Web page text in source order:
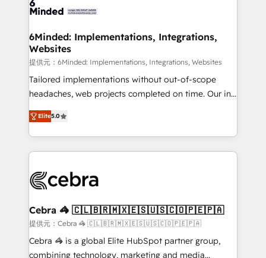
tailored to your GTM motion. 🔹 Migrations: Move
downtime. 🔹 RevOps Strategy: Align teams,
processes, and data to drive revenue efficiency. 🔹
Integrations: Connect HubSpot with your tech stack
for better adoption. 🔹 Custom Solutions: Build
tailored apps, workflows, and configurations. We are
our commitment to data security and compliance. At
OneMetric, we help revenue teams focus on the
6Minded: Implementations, Integrations,
Websites
提供元：6Minded: Implementations, Integrations, Websites
Tailored implementations without out-of-scope
headaches, web projects completed on time. Our in-
house team of certified CRM architects, experts,
developers, designers, and marketers handles all
aspects of your HubSpot. ✨ 400+ global clients ✨
100+ seamless migrations from 15+ different CRMs
implementations, and 5,000+ pages ✨ CS: Clients
CS: 245% organic growth & +751% new visitors for a
full-funnel HubSpot project ✨ CS: 415% conversion
boost with a new HubSpot site Recognized leaders:
🏆 HubSpot Platform Migration Impact Award 🏆
Elite5.0
Cebra 🦓 🇨🇱🇧🇷🇲🇽🇪🇸🇺🇸🇨🇴🇵🇪🇵🇦
提供元：Cebra 🦓 🇨🇱🇧🇷🇲🇽🇪🇸🇺🇸🇨🇴🇵🇪🇵🇦
Cebra 🦓 is a global Elite HubSpot partner group,
combining technology, marketing and media